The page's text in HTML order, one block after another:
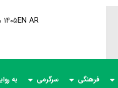
۱۴۰۵ مرداد ۱۸, یکشنبهEN AR
فرهنگی سرگرمی به